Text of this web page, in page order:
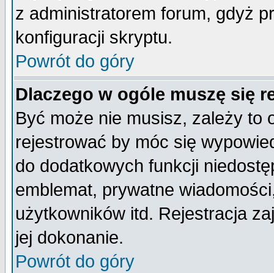
z administratorem forum, gdyż
konfiguracji skryptu.
Powrót do góry
Dlaczego w ogóle muszę się
Być może nie musisz, zależy to
rejestrować by móc się
do dodatkowych funkcji
emblemat, prywatne
użytkowników itd. Rejestracja
jej dokonanie.
Powrót do góry